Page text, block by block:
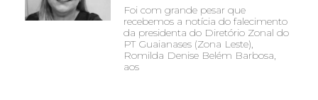
Foi com grande pesar que
recebemos a notícia do falecimento
da presidenta do Diretório Zonal do
PT Guaianases (Zona Leste),
Romilda Denise Belém Barbosa,
aos